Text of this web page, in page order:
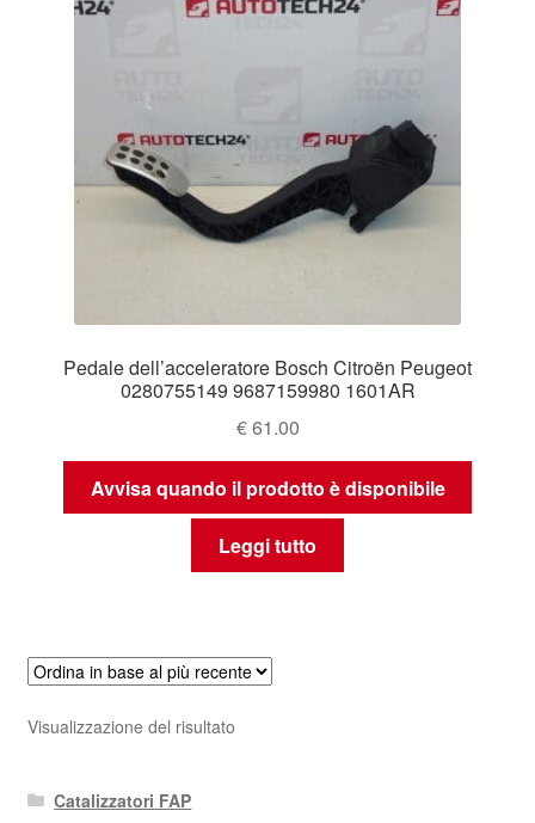
Pedale dell’acceleratore Bosch Citroën Peugeot
0280755149 9687159980 1601AR
€61.00
Avvisa quando il prodotto è disponibile
Leggi tutto
Visualizzazione del risultato
Catalizzatori FAP